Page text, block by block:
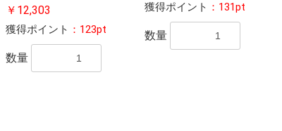
￥12,303
獲得ポイント ：123pt
数量
獲得ポイント ：131pt
数量